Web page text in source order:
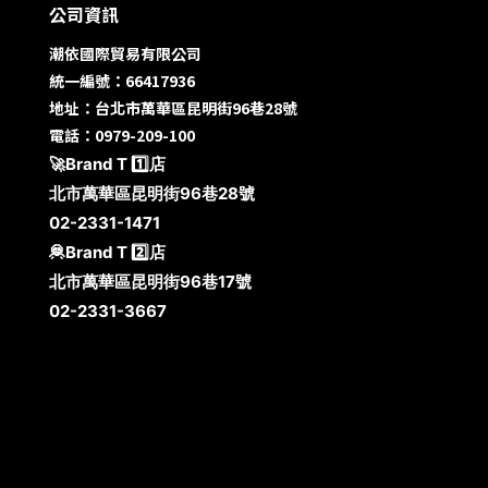
公司資訊
潮依國際貿易有限公司
統一編號：66417936
地址：台北市萬華區昆明街96巷28號
電話：0979-209-100
🚀Brand T 1️⃣店
北市萬華區昆明街96巷28號
02-2331-1471
🦧Brand T 2️⃣店
北市萬華區昆明街96巷17號
02-2331-3667